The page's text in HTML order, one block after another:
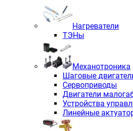
Нагреватели
ТЭНы
Механотроника
Шаговые
Сервоприводы
Двигатели
Устройства
Линейные